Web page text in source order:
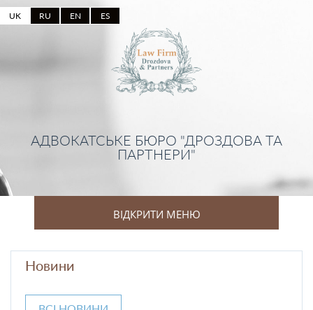
UK RU EN ES
АДВОКАТСЬКЕ БЮРО "ДРОЗДОВА ТА
ПАРТНЕРИ"
ВІДКРИТИ МЕНЮ
Новини